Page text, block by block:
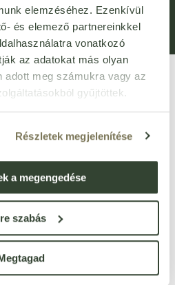
elemzéséhez. Ezenkívül
és elemező partnereinkkel
vonatkozó
az adatokat más olyan
adott meg számukra vagy az
gyűjtöttek.
Részletek megjelenítése
a megengedése
szabás
Panaszkezelési Tájékoztató
Fogyasztói elállás
-ben
körút 96-100.